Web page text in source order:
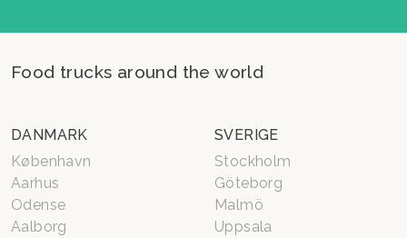
Food trucks around the world
DANMARK
København
Aarhus
Odense
Aalborg
SVERIGE
Stockholm
Göteborg
Malmö
Uppsala